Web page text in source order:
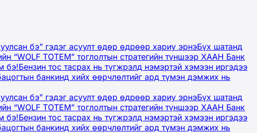
бэ” гэдэг асуулт өдөр өдрөөр хариу эрнэБүх шатанд
“WOLF TOTEM” тоглолтын стратегийн түншээр ХААН Банк
бэ!Бензин тос тасрах нь түгжрэлд нэмэртэй хэмээн иргэдээ
банкинд хийх өөрчлөлтийг ард түмэн дэмжих нь
бэ” гэдэг асуулт өдөр өдрөөр хариу эрнэБүх шатанд
“WOLF TOTEM” тоглолтын стратегийн түншээр ХААН Банк
бэ!Бензин тос тасрах нь түгжрэлд нэмэртэй хэмээн иргэдээ
банкинд хийх өөрчлөлтийг ард түмэн дэмжих нь